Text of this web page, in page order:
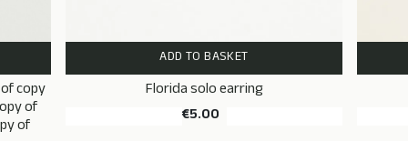
copy
of
of
ADD TO BASKET
Florida solo earring
€5.00